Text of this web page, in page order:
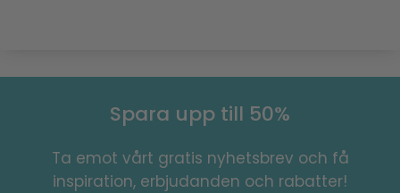
Spara upp till 50%
Ta emot vårt gratis nyhetsbrev och få
inspiration, erbjudanden och rabatter!